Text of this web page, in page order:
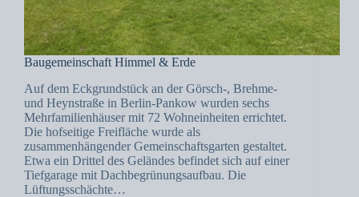
Baugemeinschaft Himmel & Erde
Auf dem Eckgrundstück an der Görsch-, Brehme-
und Heynstraße in Berlin-Pankow wurden sechs
Mehrfamilienhäuser mit 72 Wohneinheiten errichtet.
Die hofseitige Freifläche wurde als
zusammenhängender Gemeinschaftsgarten gestaltet.
Etwa ein Drittel des Geländes befindet sich auf einer
Tiefgarage mit Dachbegrünungsaufbau. Die
Lüftungsschächte…